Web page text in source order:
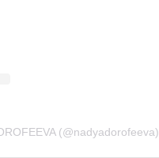
(@nadyadorofeeva)